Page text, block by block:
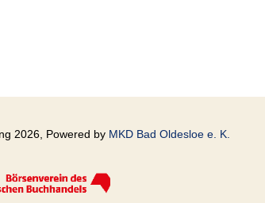
2026, Powered by MKD Bad Oldesloe e. K.